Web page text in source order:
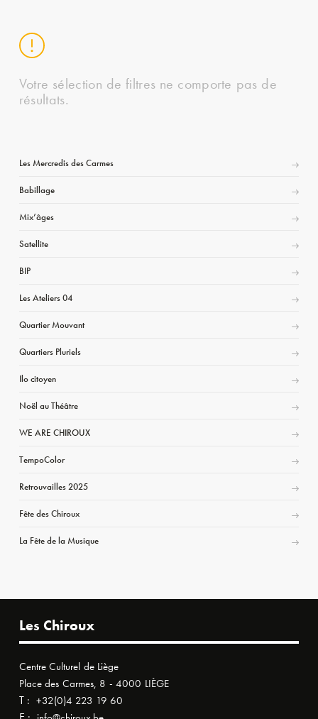
Votre sélection de filtres ne comporte pas de
résultats.
Les Mercredis des Carmes
Babillage
Mix’âges
Satellite
BIP
Les Ateliers 04
Quartier Mouvant
Quartiers Pluriels
Ilo citoyen
Noël au Théâtre
WE ARE CHIROUX
TempoColor
Retrouvailles 2025
Fête des Chiroux
La Fête de la Musique
Les Chiroux
Centre Culturel de Liège
Place des Carmes, 8 - 4000 LIÈGE
T : +32(0)4 223 19 60